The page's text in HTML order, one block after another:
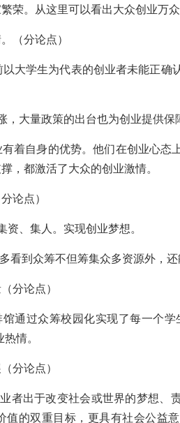
荣。从这里可以看出大众创业万众
（分论点）
大学生为代表的创业者未能正确
大量政策的出台也为创业提供保
着自身的优势。他们在创业心态
，都激活了大众的创业激情。
论点）
、集人。实现创业梦想。
到众筹不但筹集众多资源外，还
分论点）
通过众筹校园化实现了每一个学
情。
分论点）
者出于改变社会或世界的梦想、
的双重目标，更具有社会公益